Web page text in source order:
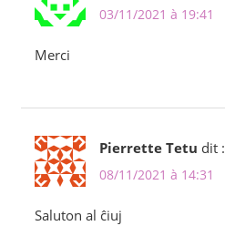
03/11/2021 à 19:41
Merci
Pierrette Tetu dit :
08/11/2021 à 14:31
Saluton al ĉiuj